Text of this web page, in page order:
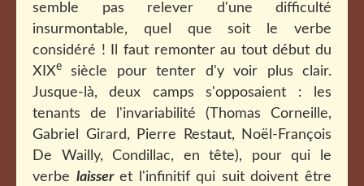
semble pas relever d'une difficulté
insurmontable, quel que soit le verbe
considéré ! Il faut remonter au tout début du
XIXe
siècle pour tenter d'y voir plus clair.
Jusque-là, deux camps s'opposaient : les
tenants de l'invariabilité (Thomas Corneille,
Gabriel Girard, Pierre Restaut, Noël-François
De Wailly, Condillac, en tête), pour qui le
verbe laisseret l'infinitif qui suit doivent être